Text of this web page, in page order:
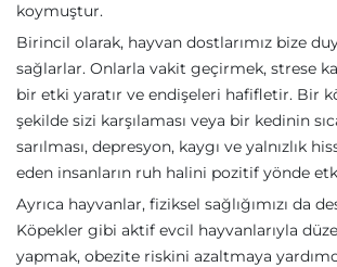
koymuştur.
Birincil olarak, hayvan dostlarımız bize
sağlarlar. Onlarla vakit geçirmek, strese
bir etki yaratır ve endişeleri hafifletir. Bir
şekilde sizi karşılaması veya bir kedinin
sarılması, depresyon, kaygı ve yalnızlık
eden insanların ruh halini pozitif yönde
Ayrıca hayvanlar, fiziksel sağlığımızı da
Köpekler gibi aktif evcil hayvanlarıyla
yapmak, obezite riskini azaltmaya